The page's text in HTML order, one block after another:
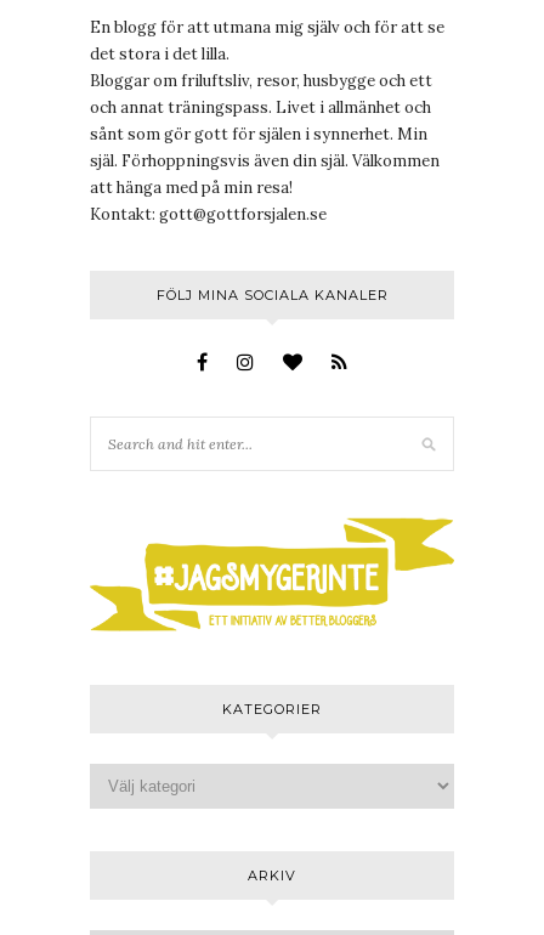
En blogg för att utmana mig själv och för att se
det stora i det lilla.
Bloggar om friluftsliv, resor, husbygge och ett
och annat träningspass. Livet i allmänhet och
sånt som gör gott för själen i synnerhet. Min
själ. Förhoppningsvis även din själ. Välkommen
att hänga med på min resa!
Kontakt: gott@gottforsjalen.se
FÖLJ MINA SOCIALA KANALER
KATEGORIER
ARKIV